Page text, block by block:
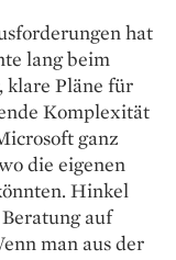
hat
lang beim
klare Pläne für
Komplexität
ganz
die eigenen
Hinkel
auf
man aus der